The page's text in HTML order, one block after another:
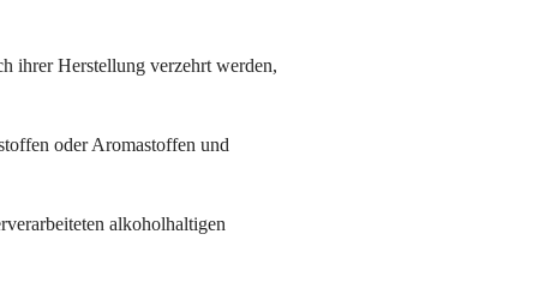
ihrer Herstellung verzehrt werden,
oder Aromastoffen und
alkoholhaltigen